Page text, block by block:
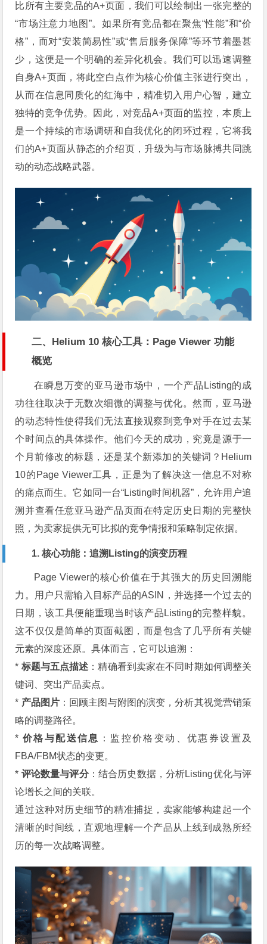
比所有主要竞品的A+页面，我们可以绘制出一张完整的
“市场注意力地图”。如果所有竞品都在聚焦“性能”和“价
格”，而对“安装简易性”或“售后服务保障”等环节着墨甚
少，这便是一个明确的差异化机会。我们可以迅速调整
自身A+页面，将此空白点作为核心价值主张进行突出，
从而在信息同质化的红海中，精准切入用户心智，建立
独特的竞争优势。因此，对竞品A+页面的监控，本质上
是一个持续的市场调研和自我优化的闭环过程，它将我
们的A+页面从静态的介绍页，升级为与市场脉搏共同跳
动的动态战略武器。
二、Helium 10 核心工具：Page Viewer 功能
概览
在瞬息万变的亚马逊市场中，一个产品Listing的成
功往往取决于无数次细微的调整与优化。然而，亚马逊
的动态特性使得我们无法直接观察到竞争对手在过去某
个时间点的具体操作。他们今天的成功，究竟是源于一
个月前修改的标题，还是某个新添加的关键词？Helium
10的Page Viewer工具，正是为了解决这一信息不对称
的痛点而生。它如同一台“Listing时间机器”，允许用户追
溯并查看任意亚马逊产品页面在特定历史日期的完整快
照，为卖家提供无可比拟的竞争情报和策略制定依据。
1. 核心功能：追溯Listing的演变历程
Page Viewer的核心价值在于其强大的历史回溯能
力。用户只需输入目标产品的ASIN，并选择一个过去的
日期，该工具便能重现当时该产品Listing的完整样貌。
这不仅仅是简单的页面截图，而是包含了几乎所有关键
元素的深度还原。具体而言，它可以追溯：
* 标题与五点描述 ：精确看到卖家在不同时期如何调整关
键词、突出产品卖点。
* 产品图片 ：回顾主图与附图的演变，分析其视觉营销策
略的调整路径。
* 价格与配送信息
：监控价格变动、优惠券设置及
FBA/FBM状态的变更。
* 评论数量与评分：结合历史数据，分析Listing优化与评
论增长之间的关联。
通过这种对历史细节的精准捕捉，卖家能够构建起一个
清晰的时间线，直观地理解一个产品从上线到成熟所经
历的每一次战略调整。